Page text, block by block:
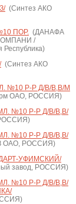
(Синтез АКО
ПОР.(ДАНАФА
/
Республика)
(Синтез АКО
№10 Р-Р Д/В/В,В/М
ОАО, РОССИЯ)
№10 Р-Р Д/В/В,В/
№10 Р-Р Д/В/В,В/
РОССИЯ)
УФИМСКИЙ/
завод, РОССИЯ)
№10 Р-Р Д/В/В,В/